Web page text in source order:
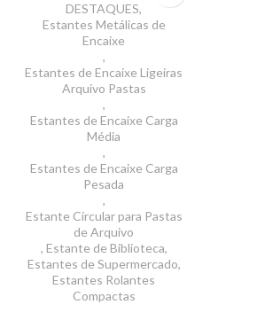
DESTAQUES,
Estantes Metálicas de
Encaixe
,
Estantes de Encaixe Ligeiras
Arquivo Pastas
,
Estantes de Encaixe Carga
Média
,
Estantes de Encaixe Carga
Pesada
,
Estante Circular para Pastas
de Arquivo
, Estante de Biblioteca,
Estantes de Supermercado,
Estantes Rolantes
Compactas